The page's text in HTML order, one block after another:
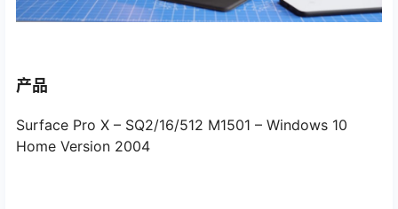
产品
Surface Pro X – SQ2/16/512 M1501 – Windows 10
Home Version 2004